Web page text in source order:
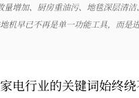
量增加、厨房重油污、地毯深层清
机早已不再是单一功能工具，而是
电行业的关键词始终